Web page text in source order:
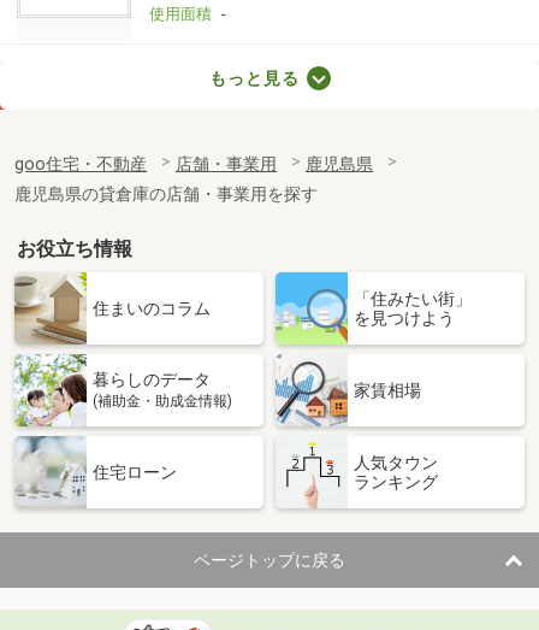
使用面積 -
鹿児島県鹿児島市薬師２丁目
物件種別 貸駐車場
使用面積
-
鹿児島県霧島市国分中央３丁目
価 格
鹿児島県霧島市国分中央３丁目
物件種別 貸事務所
使用面積
55.81m²
鹿児島県鹿児島市西田３丁目
住 所
鹿児島県鹿児島市西田３丁目
物件種別 貸駐車場
使用面積 -
鹿児島県霧島市国分中央５丁目
もっと見る
goo住宅・不動産 店舗・事業用
鹿児島県
鹿児島県の貸倉庫の店舗・事業用を探す
お役立ち情報
住まいのコラム
「住みたい街」
を見つけよう
暮らしのデータ
(補助金・助成金情報)
家賃相場
住宅ローン
人気タウン
ランキング
ページトップに戻る